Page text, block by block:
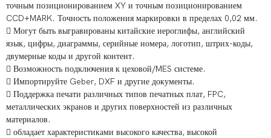
точным позиционированием XY и точным позиционированием
CCD+MARK. Точность положения маркировки в пределах 0,02 мм.
 Могут быть выгравированы китайские иероглифы, английский
язык, цифры, диаграммы, серийные номера, логотип, штрих-коды,
двумерные коды и другой контент.
 Возможность подключения к цеховой/MES системе.
 Импортируйте Geber, DXF и другие документы.
 Поддержка печати различных типов печатных плат, FPC,
металлических экранов и других поверхностей из различных
материалов.
 обладает характеристиками высокого качества, высокой